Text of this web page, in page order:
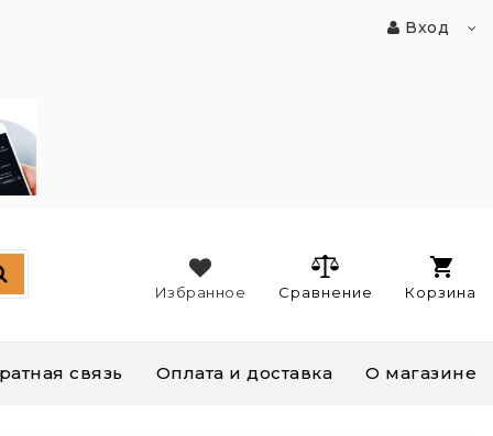
Вход
Корзина
Сравнение
Избранное
связь Оплата и доставка О магазине